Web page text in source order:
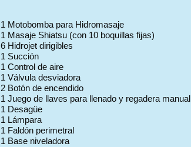
1 Motobomba para Hidromasaje
1 Masaje Shiatsu (con 10 boquillas fijas)
6 Hidrojet dirigibles
1 Succión
1 Control de aire
1 Válvula desviadora
2 Botón de encendido
1 Juego de llaves para llenado y regadera manual
1 Desagüe
1 Lámpara
1 Faldón perimetral
1 Base niveladora